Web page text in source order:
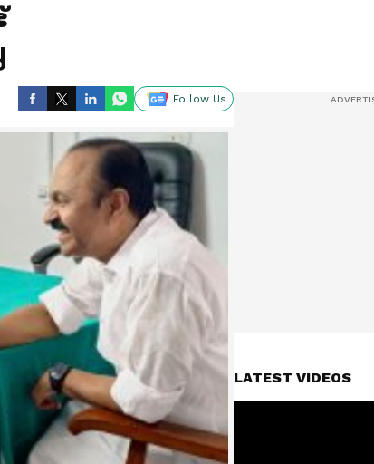
Follow Us
LATEST VIDEOS